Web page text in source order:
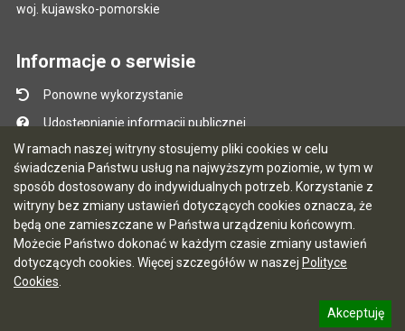
W ramach naszej witryny stosujemy pliki cookies w celu
świadczenia Państwu usług na najwyższym poziomie, w tym w
sposób dostosowany do indywidualnych potrzeb. Korzystanie z
witryny bez zmiany ustawień dotyczących cookies oznacza, że
będą one zamieszczane w Państwa urządzeniu końcowym.
Możecie Państwo dokonać w każdym czasie zmiany ustawień
dotyczących cookies. Więcej szczegółów w naszej Polityce
Cookies
Akceptuję
woj. kujawsko-pomorskie
Informacje o serwisie
Ponowne wykorzystanie
Udostępnianie informacji publicznej
Mapa serwisu
Instrukcja obsługi
Statystyki oglądalności
Ostatnia aktualizacja BIP: 03.08.2026 13:09
CMS i hosting: Logonet Sp. z o.o. w Bydgoszczy